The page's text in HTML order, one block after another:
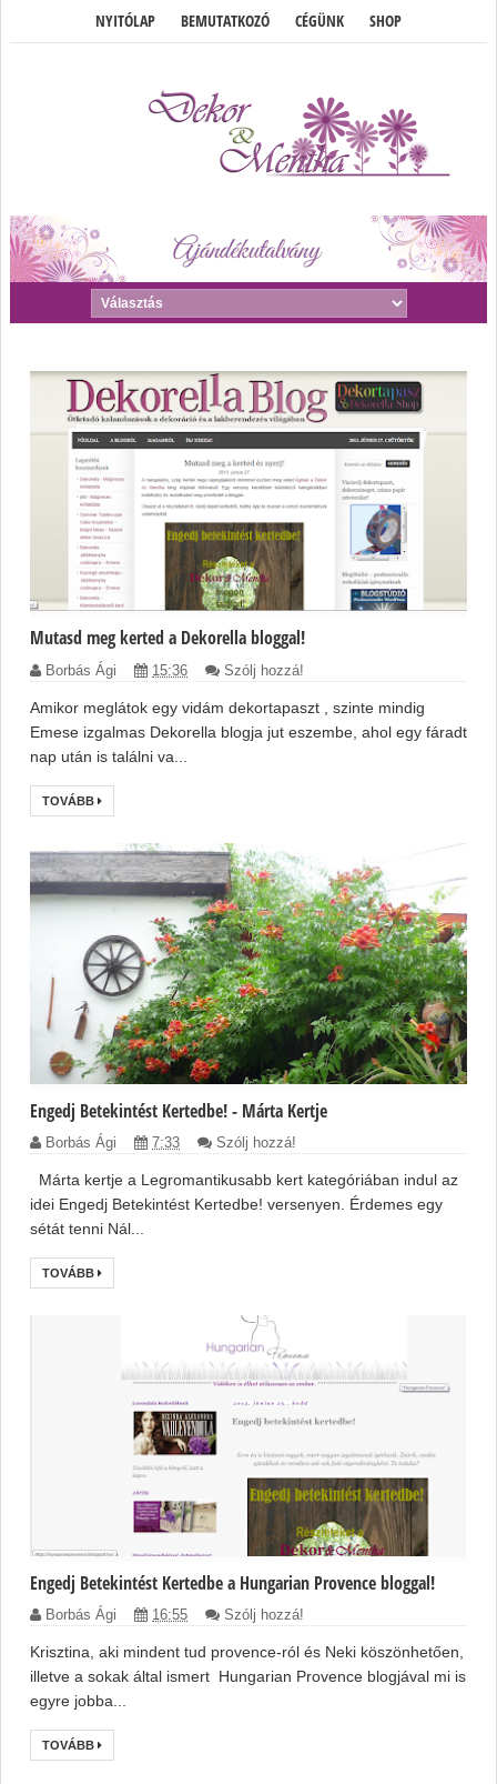
NYITÓLAP BEMUTATKOZÓ CÉGÜNK SHOP
Mutasd meg kerted a Dekorella bloggal!
Borbás Ági 15:36 Szólj hozzá!
Amikor meglátok egy vidám dekortapaszt , szinte mindig
Emese izgalmas Dekorella blogja jut eszembe, ahol egy fáradt
nap után is találni va...
TOVÁBB
Engedj Betekintést Kertedbe! - Márta Kertje
Borbás Ági 7:33 Szólj hozzá!
Márta kertje a Legromantikusabb kert kategóriában indul az
idei Engedj Betekintést Kertedbe! versenyen. Érdemes egy
sétát tenni Nál...
TOVÁBB
Engedj Betekintést Kertedbe a Hungarian Provence bloggal!
Borbás Ági 16:55 Szólj hozzá!
Krisztina, aki mindent tud provence-ról és Neki köszönhetően,
illetve a sokak által ismert Hungarian Provence blogjával mi is
egyre jobba...
TOVÁBB